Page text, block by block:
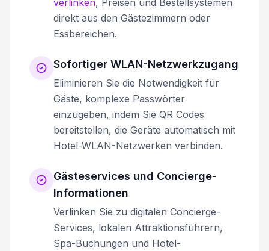
direkt aus den Gästezimmern oder
Essbereichen.
Sofortiger WLAN-Netzwerkzugang
Eliminieren Sie die Notwendigkeit für
Gäste, komplexe Passwörter
einzugeben, indem Sie QR Codes
bereitstellen, die Geräte automatisch mit
Hotel-WLAN-Netzwerken verbinden.
Gästeservices und Concierge-
Informationen
Verlinken Sie zu digitalen Concierge-
Services, lokalen Attraktionsführern,
Spa-Buchungen und Hotel-